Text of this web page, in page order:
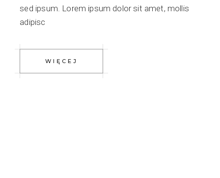
sed ipsum. Lorem ipsum dolor sit amet, mollis
adipisc
WIĘCEJ